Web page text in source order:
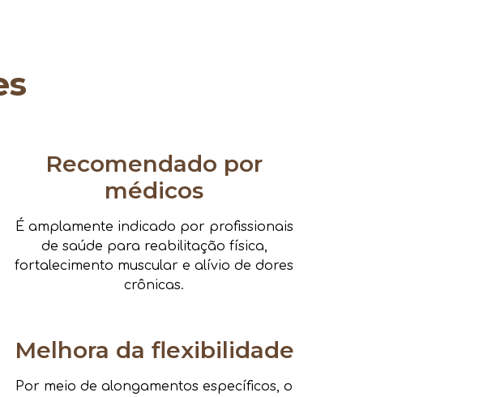
Recomendado por
médicos
É amplamente indicado por profissionais
de saúde para reabilitação física,
fortalecimento muscular e alívio de dores
crônicas.
Melhora da flexibilidade
Por meio de alongamentos específicos, o